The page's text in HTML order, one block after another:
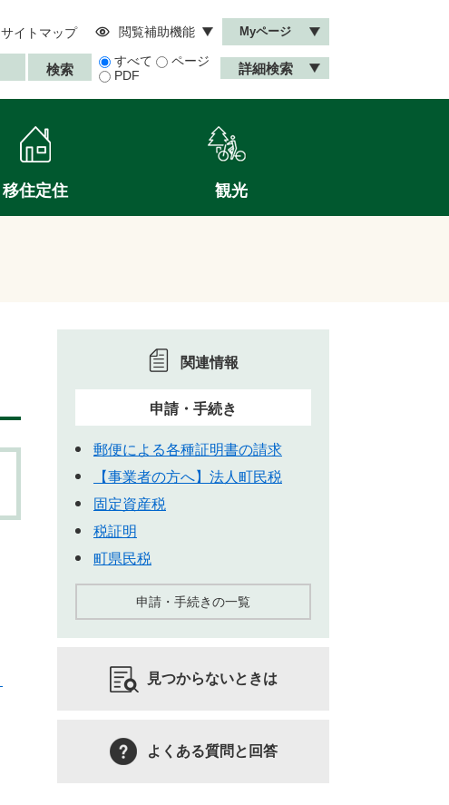
サイトマップ 閲覧補助機能 Myページ
すべて
ページ
PDF
詳細検索
移住定住 観光
関連情報
申請・手続き
郵便による各種証明書の請求
【事業者の方へ】法人町民税
固定資産税
税証明
町県民税
申請・手続きの一覧
見つからないときは
よくある質問と回答